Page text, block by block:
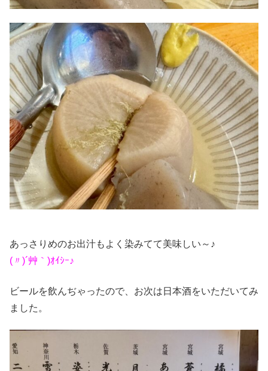
あっさりめのお出汁もよく染みてて美味しい～♪
(〃)´艸｀)ｵｲｼｰ♪
ビールを飲んぢゃったので、お次は日本酒をいただいてみ
ました。